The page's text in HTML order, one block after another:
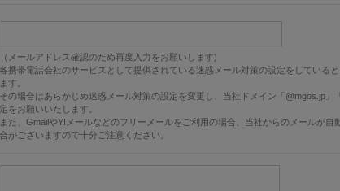
（メールアドレス確認のため再度入力をお願いします)
各携帯電話会社のサービスとして提供されている迷惑メール対策の設定をしている
ます。
その場合はあらかじめ迷惑メール対策の設定を変更し、当社ドメイン「@mgos.jp
定をお願いいたします。
また、GmailやY!メールなどのフリーメールをご利用の場合、当社からのメールが
合がございますので十分ご注意ください。